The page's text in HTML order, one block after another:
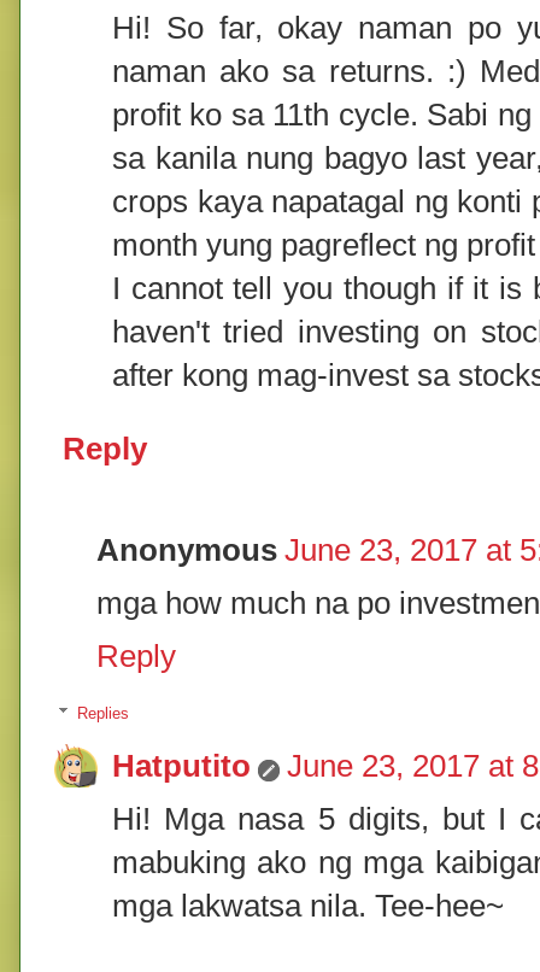
Hi! So far, okay naman po
naman ako sa returns. :)
profit ko sa 11th cycle. Sabi
sa kanila nung bagyo last
crops kaya napatagal ng
month yung pagreflect ng
I cannot tell you though if it is
haven't tried investing on
after kong mag-invest sa
Reply
Anonymous June 23, 2017 at
mga how much na po
Reply
Replies
Hatputito
June 23, 2017 at
Hi! Mga nasa 5 digits, but I
mabuking ako ng mga
mga lakwatsa nila. Tee-hee~